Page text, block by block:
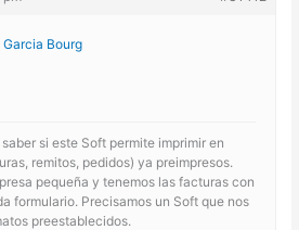
Bourg
si este Soft permite imprimir en
remitos, pedidos) ya preimpresos.
pequeña y tenemos las facturas con
formulario. Precisamos un Soft que nos
preestablecidos.